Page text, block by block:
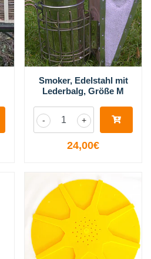
Smoker, Edelstahl mit
Lederbalg, Größe M
+
-
24,00€